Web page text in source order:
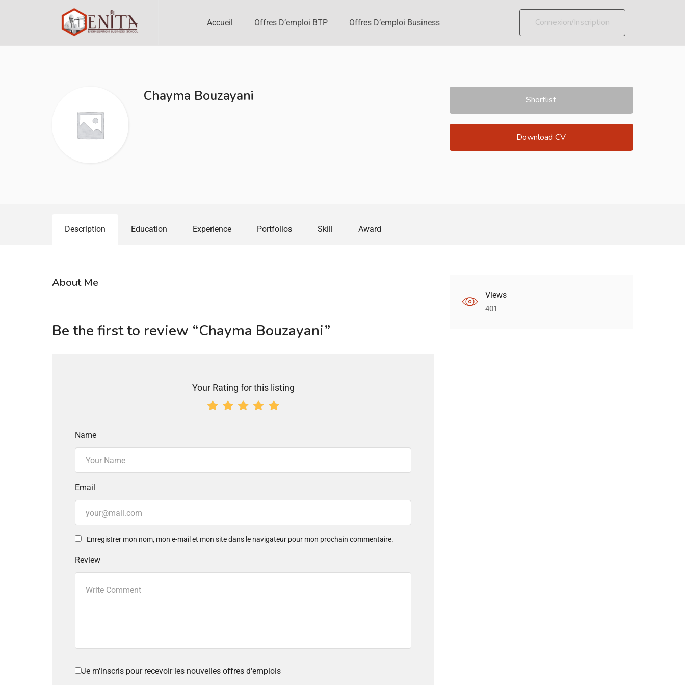
Accueil Offres D’emploi BTP Offres D’emploi Business Connexion/Inscription
Chayma Bouzayani Shortlist
Download CV
Description Education Experience Portfolios Skill Award
About Me
Be the first to review “Chayma Bouzayani”
Your Rating for this listing
Name
Email
Enregistrer mon nom, mon e-mail et mon site dans le navigateur pour mon prochain commentaire.
Review
Je m'inscris pour recevoir les nouvelles offres d'emplois
Views
401